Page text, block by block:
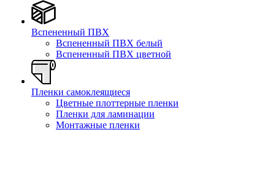
Вспененный ПВХ
Вспененный ПВХ белый
Вспененный ПВХ цветной
Пленки самоклеящиеся
Цветные плоттерные пленки
Пленки для ламинации
Монтажные пленки